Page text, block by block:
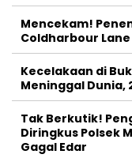
Mencekam!
Coldharbour
Kecelakaan di
Meninggal Dunia,
Tak Berkutik!
Diringkus Polsek
Gagal Edar